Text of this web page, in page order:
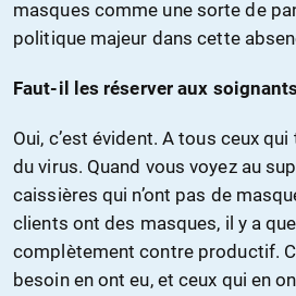
masques comme une sorte de
politique majeur dans cette
Faut-il les réserver aux
Oui, c’est évident. A tous ceux
du virus. Quand vous voyez au
caissières qui n’ont pas de
clients ont des masques, il y a
complètement contre productif.
besoin en ont eu, et ceux qui en